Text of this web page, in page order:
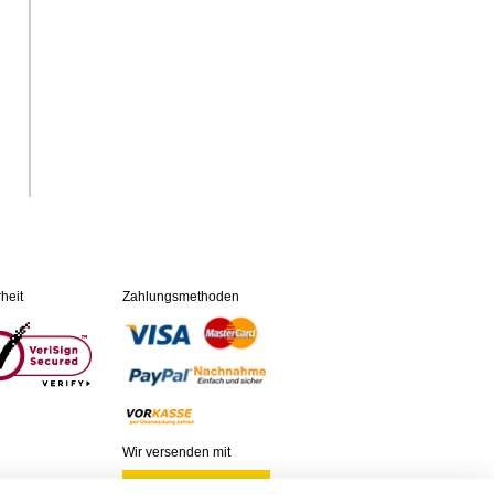
Zahlungsmethoden
Wir versenden mit